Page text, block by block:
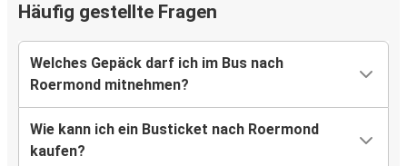
Roermond
Luxemburg
Roermond
Den Haag
Häufig gestellte Fragen
Welches Gepäck darf ich im Bus nach
Roermond mitnehmen?
Wie kann ich ein Busticket nach Roermond
kaufen?